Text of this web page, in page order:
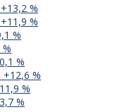
%
%
%
%
+12,6 %
%
%